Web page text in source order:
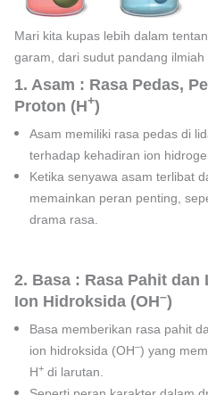
Mari kita kupas lebih dalam
garam, dari sudut pandang
1. Asam : Rasa Pedas,
Proton (H+)
Asam memiliki rasa pedas di
terhadap kehadiran ion
Ketika senyawa asam terlibat
memainkan peran penting,
drama rasa.
2. Basa : Rasa Pahit
Ion Hidroksida (OH–)
Basa memberikan rasa pahit
ion hidroksida (OH–) yang
H+di larutan.